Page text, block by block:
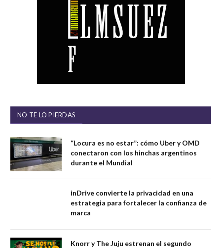
NO TE LO PIERDAS
“Locura es no estar”: cómo Uber y OMD
conectaron con los hinchas argentinos
durante el Mundial
inDrive convierte la privacidad en una
estrategia para fortalecer la confianza de
marca
Knorr y The Juju estrenan el segundo